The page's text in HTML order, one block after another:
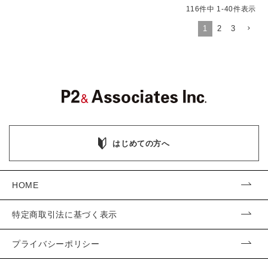
116件中 1-40件表示
1 2 3
はじめての方へ
HOME
特定商取引法に基づく表示
プライバシーポリシー